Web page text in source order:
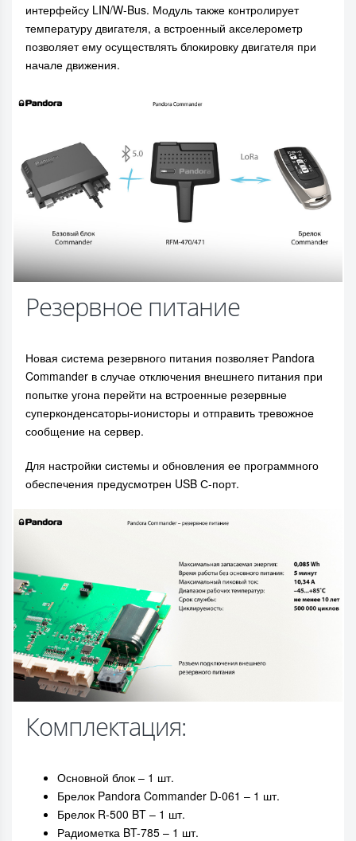
интерфейсу LIN/W-Bus. Модуль также контролирует
температуру двигателя, а встроенный акселерометр
позволяет ему осуществлять блокировку двигателя при
начале движения.
Резервное питание
Новая система резервного питания позволяет Pandora
Commander в случае отключения внешнего питания при
попытке угона перейти на встроенные резервные
суперконденсаторы-ионисторы и отправить тревожное
сообщение на сервер.
Для настройки системы и обновления ее программного
обеспечения предусмотрен USB С-порт.
Комплектация:
Основной блок – 1 шт.
Брелок Pandora Commander D-061 – 1 шт.
Брелок R-500 BT – 1 шт.
Радиометка BT-785 – 1 шт.